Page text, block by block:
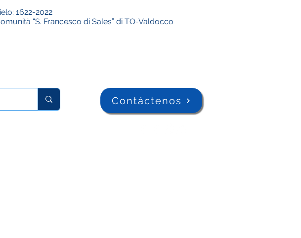
1622-2022
“S. Francesco di Sales” di TO-Valdocco
Contáctenos